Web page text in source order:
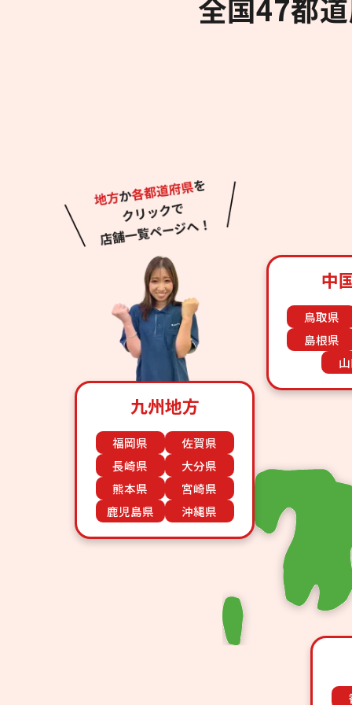
全国47都
中
鳥取県
島根県
九州地方
福岡県
佐賀県
長崎県
大分県
熊本県
宮崎県
鹿児島県
沖縄県